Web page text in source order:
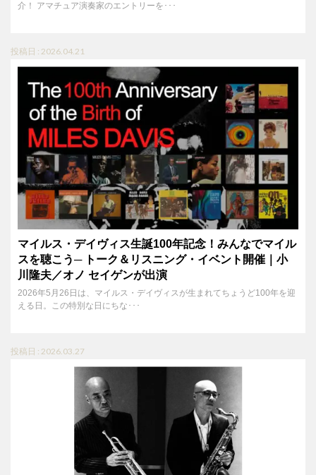
介！ アマチュア演奏家のエントリーを･･･
投稿日 : 2026.04.21
マイルス・デイヴィス生誕100年記念！みんなでマイル
スを聴こう─ トーク＆リスニング・イベント開催｜小
川隆夫／オノ セイゲンが出演
2026年5月26日は、マイルス・デイヴィスが生まれてちょうど100年を迎
える日。この特別な日にちな･･･
投稿日 : 2026.03.27